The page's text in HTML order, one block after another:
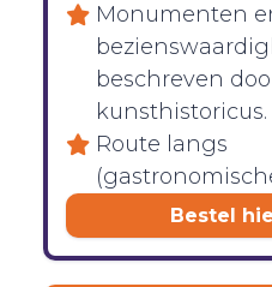
Monumenten
beschreven
kunsthistoricus.
Route langs
Bestel